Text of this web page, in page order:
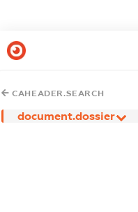
CAHEADER.SEARCH
document.dossier